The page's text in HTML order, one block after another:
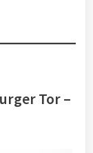
Tor –